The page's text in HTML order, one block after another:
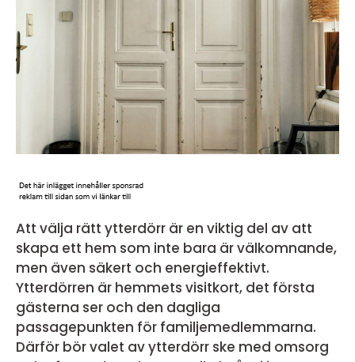
Att välja rätt ytterdörr är en viktig del av att
skapa ett hem som inte bara är välkomnande,
men även säkert och energieffektivt.
Ytterdörren är hemmets visitkort, det första
gästerna ser och den dagliga
passagepunkten för familjemedlemmarna.
Därför bör valet av ytterdörr ske med omsorg